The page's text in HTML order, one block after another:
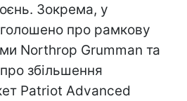
Зокрема, у
про рамкову
Northrop Grumman та
збільшення
Patriot Advanced